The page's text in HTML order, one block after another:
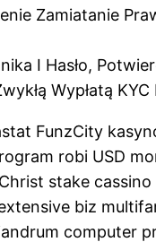
Zamiatanie
I Hasło,
Wypłatą
FunzCity
robi USD
stake
biz
computer